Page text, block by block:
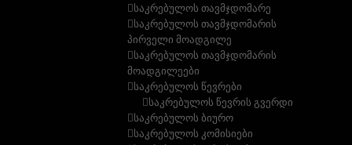
საკრებულოს თავმჯდომარე
საკრებულოს თავმჯდომარის
პირველი მოადგილე
საკრებულოს თავმჯდომარის
მოადგილეები
საკრებულოს წევრები
საკრებულოს წევრის გვერდი
საკრებულოს ბიურო
საკრებულოს კომისიები